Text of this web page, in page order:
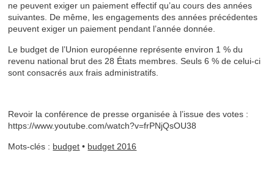
ne peuvent exiger un paiement effectif qu’au cours des années
suivantes. De même, les engagements des années précédentes
peuvent exiger un paiement pendant l’année donnée.
Le budget de l’Union européenne représente environ 1 % du
revenu national brut des 28 États membres. Seuls 6 % de celui-ci
sont consacrés aux frais administratifs.
Revoir la conférence de presse organisée à l’issue des votes :
https://www.youtube.com/watch?v=frPNjQsOU38
Mots-clés : budget • budget 2016